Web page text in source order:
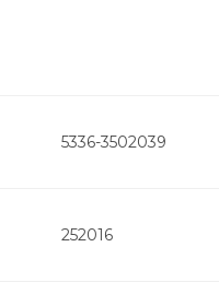
5336-3502039
252016